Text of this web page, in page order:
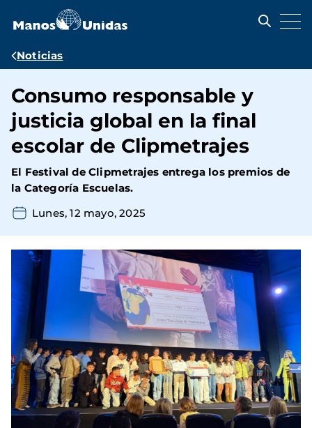
contenido
Ruta
navegación
Noticias
Consumo responsable y
justicia global en la final
escolar de Clipmetrajes
El Festival de Clipmetrajes entrega los premios de
la Categoría Escuelas.
Lunes, 12 mayo, 2025